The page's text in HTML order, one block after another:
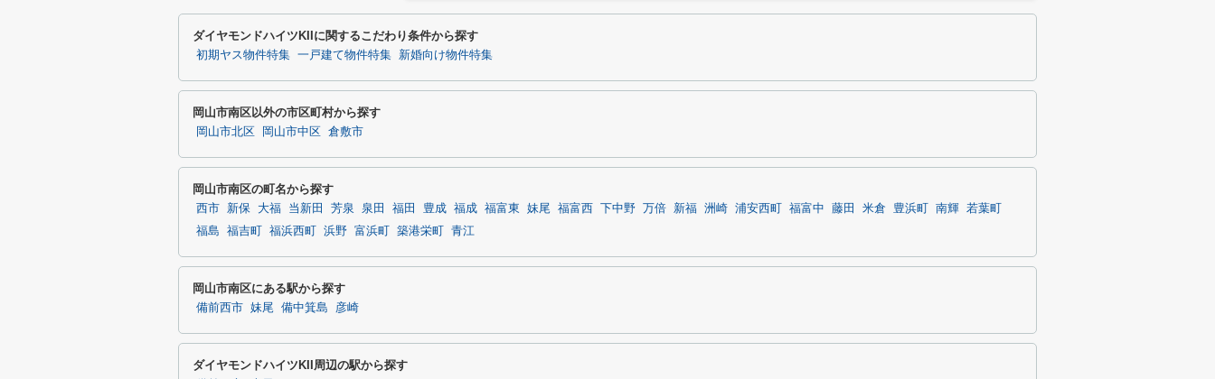
ダイヤモンドハイツKIIに関するこだわり条件から探す
初期ヤス物件特集 一戸建て物件特集 新婚向け物件特集
岡山市南区以外の市区町村から探す
岡山市北区 岡山市中区 倉敷市
岡山市南区の町名から探す
西市 新保 大福 当新田 芳泉 泉田 福田 豊成 福成 福富東 妹尾 福富西 下中野 万倍 新福 洲崎 浦安西町 福富中 藤田 米倉 豊浜町 南輝 若葉町
福島
福吉町 福浜西町 浜野 富浜町 築港栄町 青江
岡山市南区にある駅から探す
備前西市 妹尾 備中箕島 彦崎
ダイヤモンドハイツKII周辺の駅から探す